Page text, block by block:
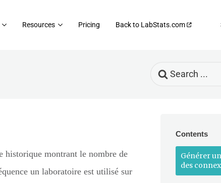
Resources Pricing Back to LabStats.com
For
historique montrant le nombre de
un laboratoire est utilisé sur
Contents
Générer
des